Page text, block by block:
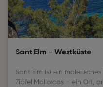
Sant Elm - Westküste
Sant Elm ist ein
Zipfel Mallorcas – ein Ort,